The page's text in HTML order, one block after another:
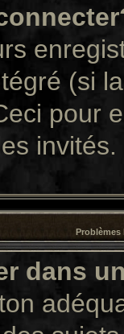
(si
pour
invités.
Problèmes
dans